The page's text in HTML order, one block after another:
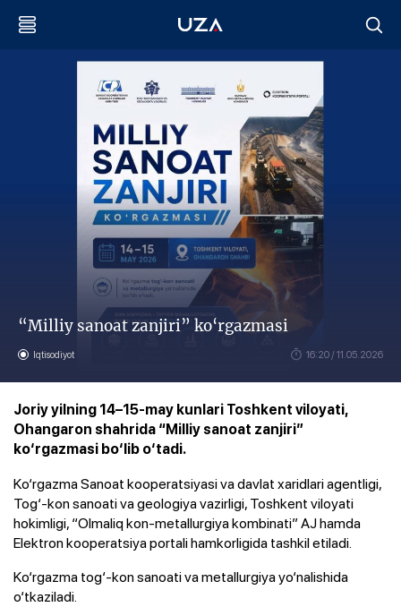
“Milliy sanoat zanjiri” ko‘rgazmasi
Iqtisodiyot 16:20 / 11.05.2026
Joriy yilning 14–15-may kunlari Toshkent viloyati,
Ohangaron shahrida “Milliy sanoat zanjiri”
ko‘rgazmasi bo‘lib o‘tadi.
Ko‘rgazma Sanoat kooperatsiyasi va davlat xaridlari agentligi,
Tog‘-kon sanoati va geologiya vazirligi, Toshkent viloyati
hokimligi, “Olmaliq kon-metallurgiya kombinati” AJ hamda
Elektron kooperatsiya portali hamkorligida tashkil etiladi.
Ko‘rgazma tog‘-kon sanoati va metallurgiya yo‘nalishida
o‘tkaziladi.